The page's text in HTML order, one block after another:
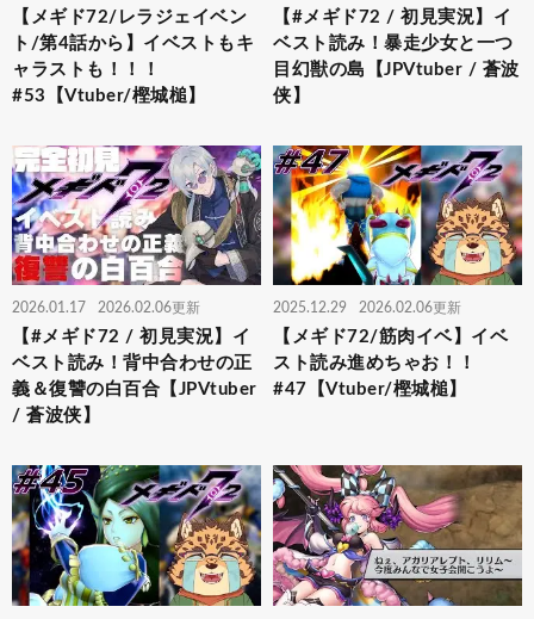
【メギド72/レラジェイベン
ト/第4話から】イベストもキ
ャラストも！！！
#53【Vtuber/樫城槌】
【#メギド72 / 初見実況】イ
ベスト読み！暴走少女と一つ
目幻獣の島【JPVtuber / 蒼波
侠】
2026.01.17 2026.02.06更新
【#メギド72 / 初見実況】イ
ベスト読み！背中合わせの正
義＆復讐の白百合【JPVtuber
/ 蒼波侠】
2025.12.29 2026.02.06更新
【メギド72/筋肉イベ】イベ
スト読み進めちゃお！！
#47【Vtuber/樫城槌】